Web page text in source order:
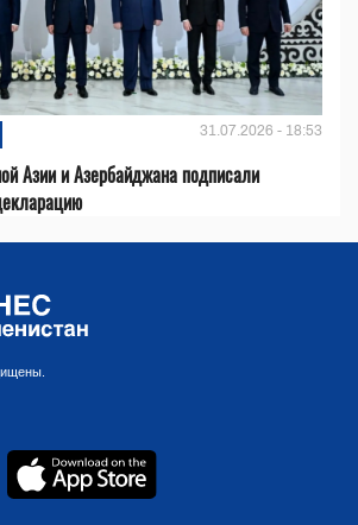
31.07.2026 - 18:53
Азии и Азербайджана подписали